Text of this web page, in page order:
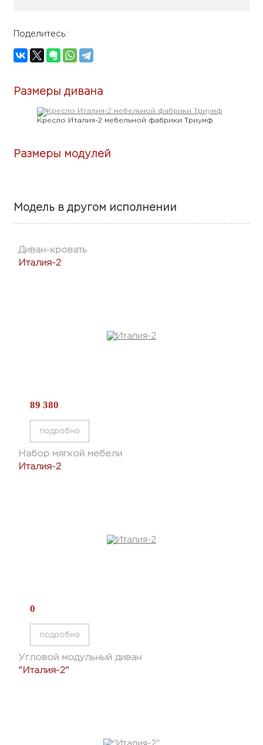
Поделитесь:
Размеры дивана
Кресло Италия-2 мебельной фабрики Триумф
Размеры модулей
Модель в другом исполнении
Диван-кровать
Италия-2
89 380
подробно
Набор мягкой мебели
Италия-2
0
подробно
Угловой модульный диван
"Италия-2"